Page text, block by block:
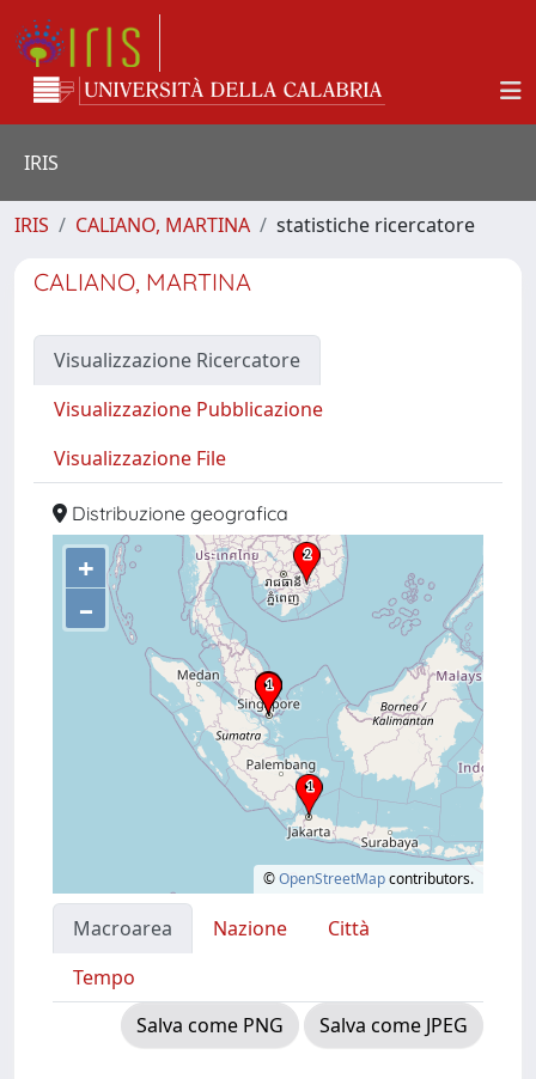
IRIS
IRIS CALIANO, MARTINA statistiche ricercatore
CALIANO, MARTINA
Visualizzazione Ricercatore
Visualizzazione Pubblicazione
Visualizzazione File
Distribuzione geografica
+
–
©OpenStreetMapcontributors.
Macroarea Nazione
Città
Tempo
Salva come PNG
Salva come JPEG